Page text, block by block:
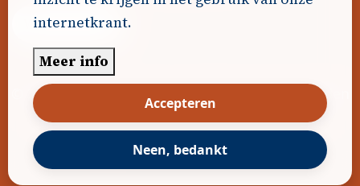
Word Partner!
© 2026 Editiepajot.com
Algemene voorwaarden
|Disclaimer Privacybeleid Cookiebeleid|
Gerealiseerd doorDavidHosse.net
internetkrant.
Meer info
Accepteren
Neen, bedankt